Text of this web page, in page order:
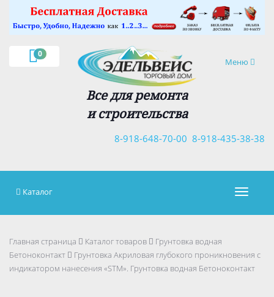
0
Навигация
Меню
Все для ремонта
и строительства
8-918-435-38-38
8-918-648-70-00
×
Каталог
Главная страница Каталог товаров
Грунтовка водная
Бетоноконтакт
Грунтовка Акриловая глубокого проникновения с
индикатором нанесения «STM». Грунтовка водная Бетоноконтакт